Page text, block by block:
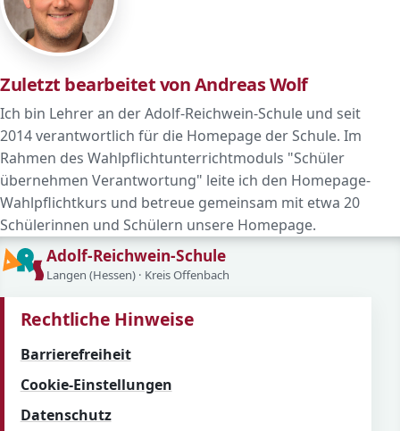
Zuletzt bearbeitet von Andreas Wolf
Ich bin Lehrer an der Adolf-Reichwein-Schule und seit
2014 verantwortlich für die Homepage der Schule. Im
Rahmen des Wahlpflichtunterrichtmoduls "Schüler
übernehmen Verantwortung" leite ich den Homepage-
Wahlpflichtkurs und betreue gemeinsam mit etwa 20
Schülerinnen und Schülern unsere Homepage.
Adolf-Reichwein-Schule
Langen (Hessen) · Kreis Offenbach
Rechtliche Hinweise
Barrierefreiheit
Cookie-Einstellungen
Datenschutz